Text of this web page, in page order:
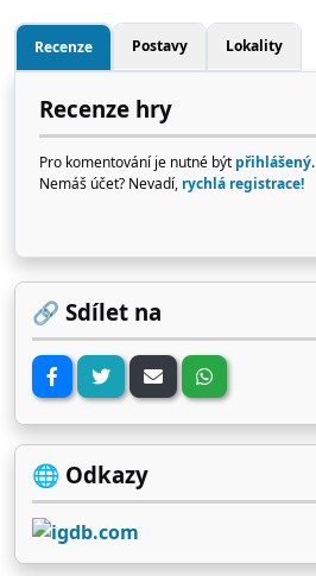
Recenze Postavy Lokality
Recenze hry
Pro komentování je nutné být přihlášený.
Nemáš účet? Nevadí, rychlá registrace!
🔗 Sdílet na
🌐 Odkazy